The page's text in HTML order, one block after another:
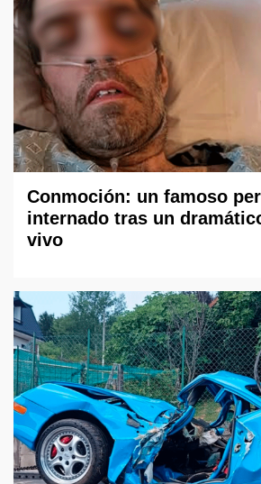
Conmoción: un famoso
internado tras un
vivo